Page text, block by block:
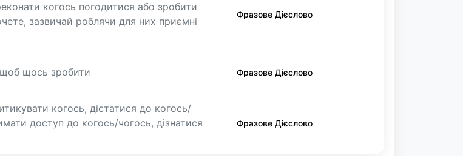
когось погодитися або зробити
зазвичай роблячи для них приємні
Фразове Дієслово
щось зробити Фразове Дієслово
когось, дістатися до когось/
доступ до когось/чогось, дізнатися
Фразове Дієслово